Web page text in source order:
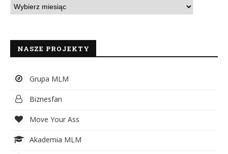
NASZE PROJEKTY
Grupa MLM
Biznesfan
Move Your Ass
Akademia MLM